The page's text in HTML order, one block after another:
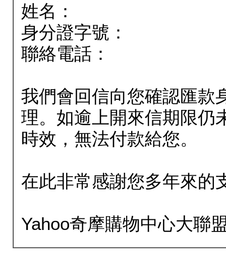
姓名：
身分證字號：
聯絡電話：
我們會回信向您確認匯款
理。如逾上開來信期限仍
時效，無法付款給您。
在此非常感謝您多年來的
Yahoo奇摩購物中心大